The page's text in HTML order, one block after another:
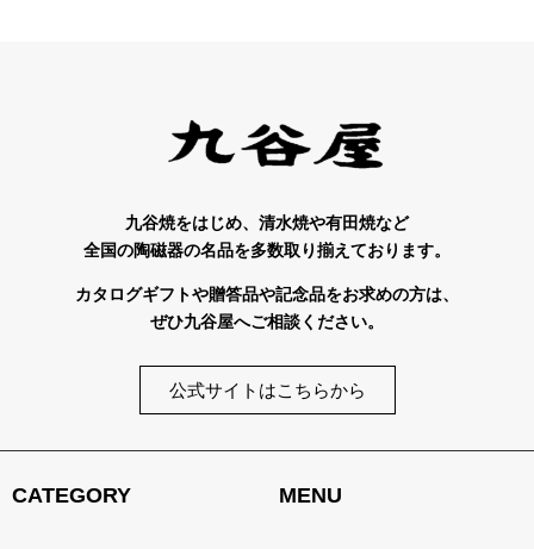
九谷焼をはじめ、清水焼や有田焼など
全国の陶磁器の名品を多数取り揃えております。
カタログギフトや贈答品や記念品をお求めの方は、
ぜひ九谷屋へご相談ください。
公式サイトはこちらから
CATEGORY MENU